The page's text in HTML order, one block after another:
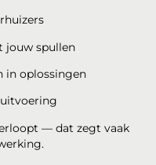
jouw spullen
in oplossingen
— dat zegt vaak